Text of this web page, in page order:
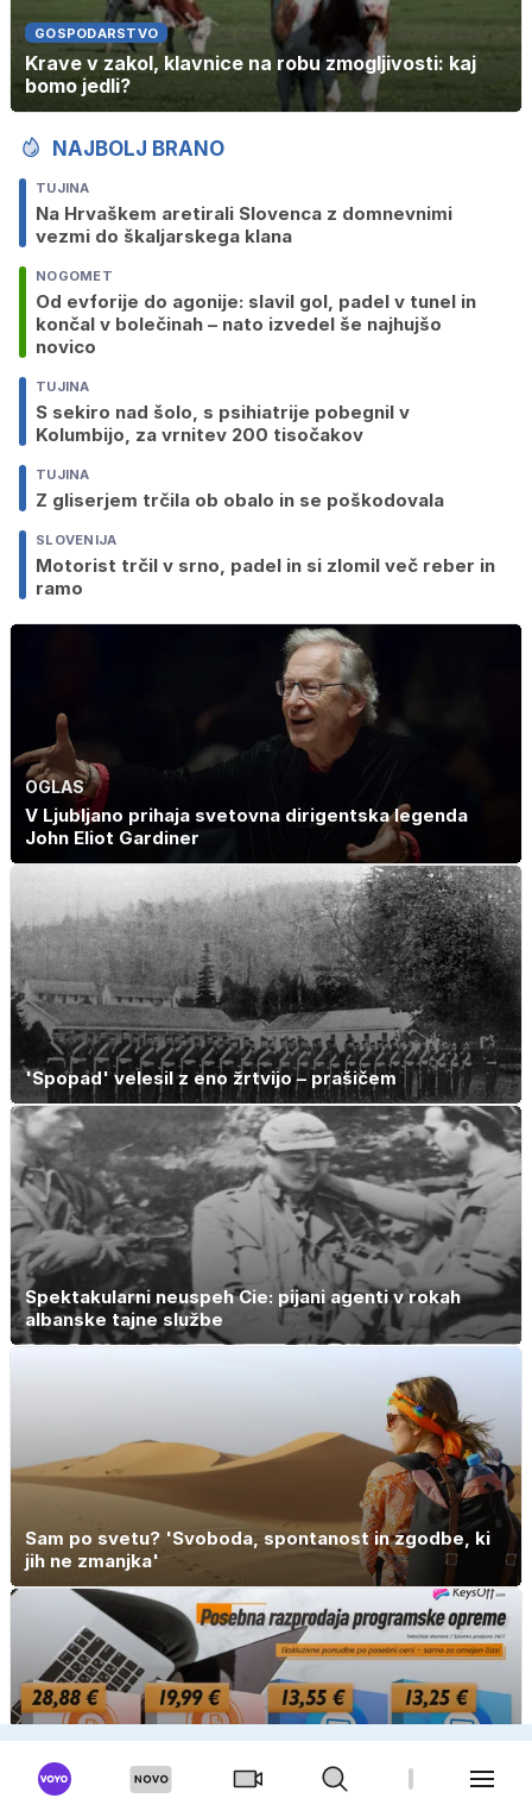
GOSPODARSTVO
Krave v zakol, klavnice na robu zmogljivosti: kaj
bomo jedli?
NAJBOLJ BRANO
TUJINA
Na Hrvaškem aretirali Slovenca z domnevnimi
vezmi do škaljarskega klana
NOGOMET
Od evforije do agonije: slavil gol, padel v tunel in
končal v bolečinah – nato izvedel še najhujšo
novico
TUJINA
S sekiro nad šolo, s psihiatrije pobegnil v
Kolumbijo, za vrnitev 200 tisočakov
TUJINA
Z gliserjem trčila ob obalo in se poškodovala
SLOVENIJA
Motorist trčil v srno, padel in si zlomil več reber in
ramo
OGLAS
V Ljubljano prihaja svetovna dirigentska legenda
John Eliot Gardiner
'Spopad' velesil z eno žrtvijo – prašičem
Spektakularni neuspeh Cie: pijani agenti v rokah
albanske tajne službe
Sam po svetu? 'Svoboda, spontanost in zgodbe, ki
jih ne zmanjka'
Konec podpore za Office 2021: čas je za prehod na
Office 2024 Pro za 19,99 €